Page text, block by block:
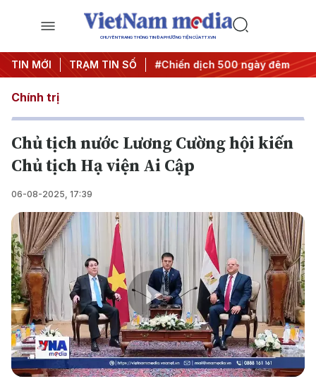
CHUYÊN TRANG THÔNG TIN ĐA PHƯƠNG TIỆN CỦA TTXVN
TIN MỚI TRẠM TIN SỐ
quyết thành hành động #Chiến dịch 500 ngày đêm
Chính trị
Chủ tịch nước Lương Cường hội kiến
Chủ tịch Hạ viện Ai Cập
06-08-2025, 17:39
Play
Video